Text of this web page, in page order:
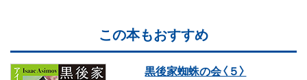
この本もおすすめ
黒後家蜘蛛の会〈５〉